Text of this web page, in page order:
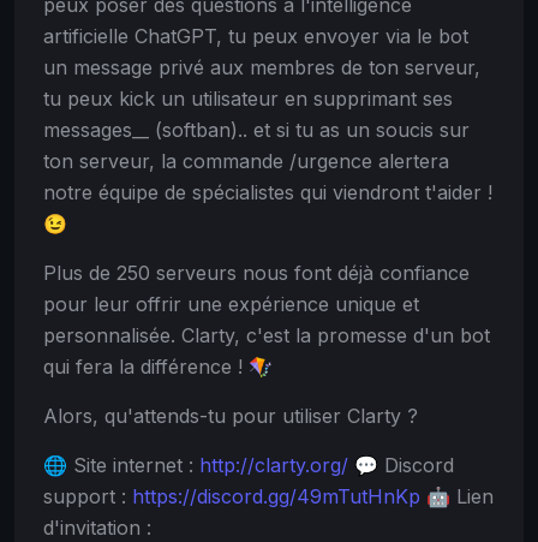
peux poser des questions à l'intelligence
artificielle ChatGPT, tu peux envoyer via le bot
un message privé aux membres de ton serveur,
tu peux kick un utilisateur en supprimant ses
messages__ (softban).. et si tu as un soucis sur
ton serveur, la commande /urgence alertera
notre équipe de spécialistes qui viendront t'aider !
😉
Plus de 250 serveurs nous font déjà confiance
pour leur offrir une expérience unique et
personnalisée. Clarty, c'est la promesse d'un bot
qui fera la différence ! 🪁
Alors, qu'attends-tu pour utiliser Clarty ?
🌐 Site internet : http://clarty.org/ 💬 Discord
support : https://discord.gg/49mTutHnKp 🤖 Lien
d'invitation :